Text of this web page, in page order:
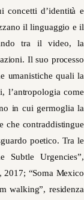
concetti d’identità e
il linguaggio e il
tra il video, la
Il suo processo
umanistiche quali la
l’antropologia come
in cui germoglia la
che contraddistingue
poetico. Tra le
Subtle Urgencies”,
2017; “Soma Mexico
walking”, residenza